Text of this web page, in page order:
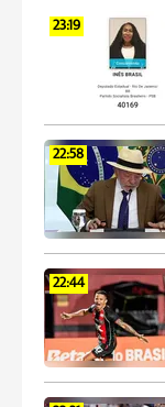
23:19
22:58
22:44